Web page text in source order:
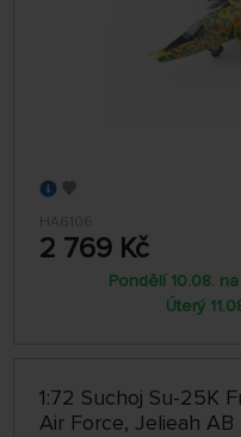
HA6106
2 769 Kč
Pondělí 10.08.
Úterý
1:72 Suchoj Su-25K
Air Force, Jelieah AB